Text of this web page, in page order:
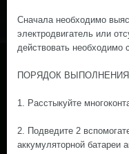
Сначала необходимо
электродвигатель или
действовать
ПОРЯДОК ВЫПОЛНЕНИЯ
1. Расстыкуйте
2. Подведите 2
аккумуляторной батареи